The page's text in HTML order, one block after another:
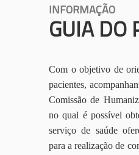
INFORMAÇÃO
GUIA DO
Com o objetivo de
pacientes,
Comissão de
no qual é possível
serviço de saúde
para a realização de